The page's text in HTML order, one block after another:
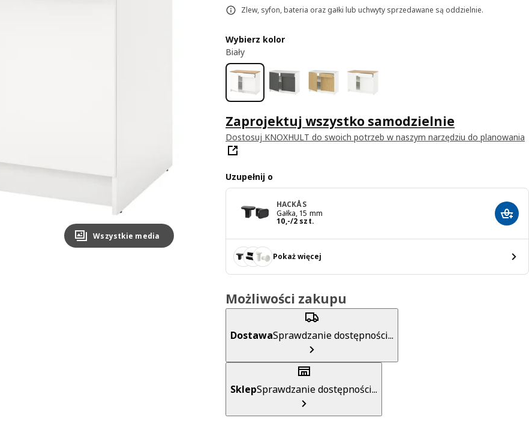
Wszystkie media
Zlew, syfon, bateria oraz gałki lub uchwyty sprzedawane są oddzielnie.
Wybierz kolor
Biały
Zaprojektuj wszystko samodzielnie
Dostosuj KNOXHULT do swoich potrzeb w naszym narzędziu do planowania
Uzupełnij o
HACKÅS
Gałka, 15 mm
10,-/2 szt.
Cena 10,-/2 szt.
Pokaż więcej
Możliwości zakupu
DostawaSprawdzanie dostępności...
SklepSprawdzanie dostępności...